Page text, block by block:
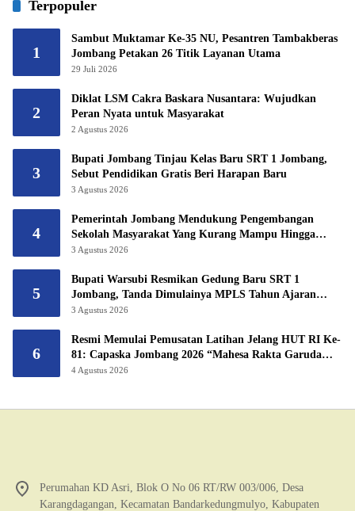
Terpopuler
1
Sambut Muktamar Ke-35 NU, Pesantren Tambakberas
Jombang Petakan 26 Titik Layanan Utama
29 Juli 2026
2
Diklat LSM Cakra Baskara Nusantara: Wujudkan
Peran Nyata untuk Masyarakat
2 Agustus 2026
3
Bupati Jombang Tinjau Kelas Baru SRT 1 Jombang,
Sebut Pendidikan Gratis Beri Harapan Baru
3 Agustus 2026
4
Pemerintah Jombang Mendukung Pengembangan
Sekolah Masyarakat Yang Kurang Mampu Hingga
Hibahkan 6,3 Hektar Untuk Sekolah Rakyat
3 Agustus 2026
5
Bupati Warsubi Resmikan Gedung Baru SRT 1
Jombang, Tanda Dimulainya MPLS Tahun Ajaran
2026/2027
3 Agustus 2026
6
Resmi Memulai Pemusatan Latihan Jelang HUT RI Ke-
81: Capaska Jombang 2026 “Mahesa Rakta Garuda
Yudha”.
4 Agustus 2026
Perumahan KD Asri, Blok O No 06 RT/RW 003/006, Desa
Karangdagangan, Kecamatan Bandarkedungmulyo, Kabupaten